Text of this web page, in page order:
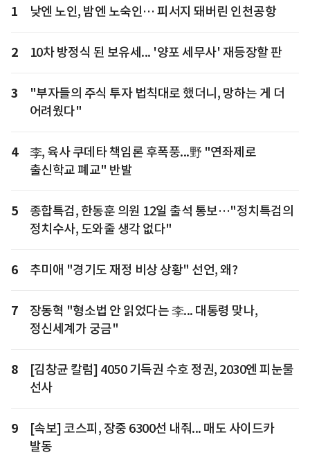
1 낮엔 노인, 밤엔 노숙인… 피서지 돼버린 인천공항
2 10차 방정식 된 보유세... '양포 세무사' 재등장할 판
3
"부자들의 주식 투자 법칙대로 했더니, 망하는 게 더
어려웠다"
4
李, 육사 쿠데타 책임론 후폭풍...野 "연좌제로
출신학교 폐교" 반발
5
종합특검, 한동훈 의원 12일 출석 통보…"정치특검의
정치수사, 도와줄 생각 없다"
6 추미애 "경기도 재정 비상 상황" 선언, 왜?
7
장동혁 "형소법 안 읽었다는 李... 대통령 맞나,
정신세계가 궁금"
8
[김창균 칼럼] 4050 기득권 수호 정권, 2030엔 피눈물
선사
9
[속보] 코스피, 장중 6300선 내줘... 매도 사이드카
발동